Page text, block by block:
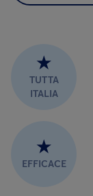
★
TUTTA
ITALIA
★
EFFICACE